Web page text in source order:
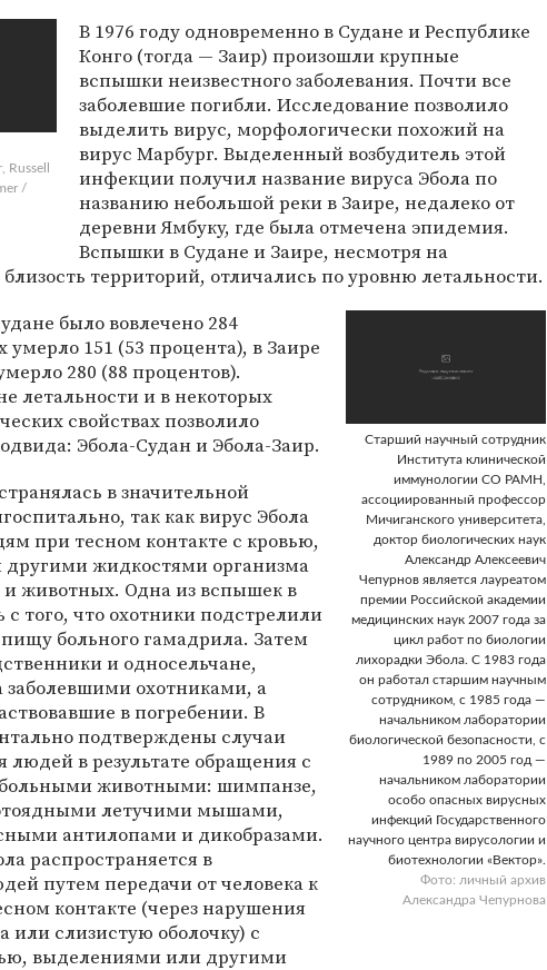
/
В 1976 году одновременно в Судане и Республике
Конго (тогда — Заир) произошли крупные
вспышки неизвестного заболевания. Почти все
заболевшие погибли. Исследование позволило
выделить вирус, морфологически похожий на
вирус Марбург. Выделенный возбудитель этой
инфекции получил название вируса Эбола по
названию небольшой реки в Заире, недалеко от
деревни Ямбуку, где была отмечена эпидемия.
Вспышки в Судане и Заире, несмотря на
территорий, отличались по уровню летальности.
Старший научный сотрудник
Института клинической
иммунологии СО РАМН,
ассоциированный профессор
Мичиганского университета,
доктор биологических наук
Александр Алексеевич
Чепурнов является лауреатом
премии Российской академии
медицинских наук 2007 года за
цикл работ по биологии
лихорадки Эбола. С 1983 года
он работал старшим научным
сотрудником, с 1985 года —
начальником лаборатории
биологической безопасности, с
1989 по 2005 год —
начальником лаборатории
особо опасных вирусных
инфекций Государственного
научного центра вирусологии и
биотехнологии «Вектор».
Фото: личный архив
Александра Чепурнова
было вовлечено 284
умерло 151 (53 процента), в Заире
280 (88 процентов).
летальности и в некоторых
свойствах позволило
Эбола-Судан и Эбола-Заир.
в значительной
так как вирус Эбола
при тесном контакте с кровью,
жидкостями организма
животных. Одна из вспышек в
с того, что охотники подстрелили
больного гамадрила. Затем
и односельчане,
заболевшими охотниками, а
в погребении. В
подтверждены случаи
в результате обращения с
животными: шимпанзе,
летучими мышами,
антилопами и дикобразами.
распространяется в
путем передачи от человека к
контакте (через нарушения
или слизистую оболочку) с
выделениями или другими